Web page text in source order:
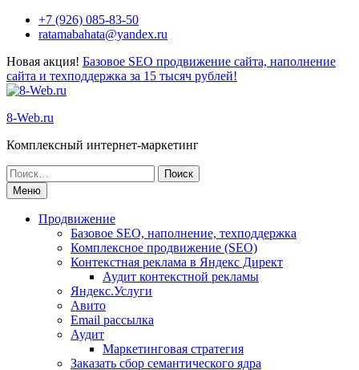
+7 (926) 085-83-50
ratamabahata@yandex.ru
Новая акция! Базовое SEO продвижение сайта, наполнение
сайта и техподдержка за 15 тысяч рублей!
8-Web.ru
Комплексный интернет-маркетинг
Меню
Продвижение
Базовое SEO, наполнение, техподдержка
Комплексное продвижение (SEO)
Контекстная реклама в Яндекс Директ
Аудит контекстной рекламы
Яндекс.Услуги
Авито
Email рассылка
Аудит
Маркетинговая стратегия
Заказать сбор семантического ядра